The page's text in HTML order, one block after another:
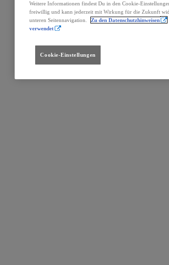
Weitere Informationen findest Du in den Cookie-
freiwillig und kann jederzeit mit Wirkung für die Zukunft
unteren Seitennavigation.
Zu den Datenschutzhinweisen
verwendet
Cookie-Einstellungen